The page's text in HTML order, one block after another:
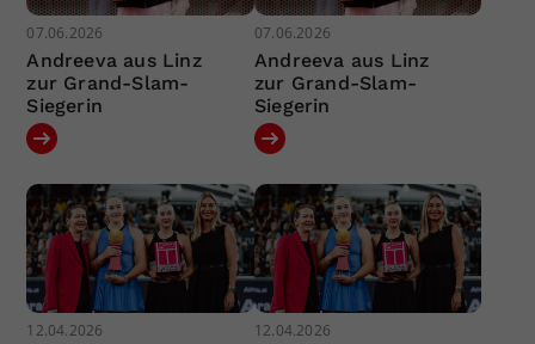
07.06.2026
Andreeva aus Linz
zur Grand-Slam-
Siegerin
07.06.2026
Andreeva aus Linz
zur Grand-Slam-
Siegerin
12.04.2026 12.04.2026